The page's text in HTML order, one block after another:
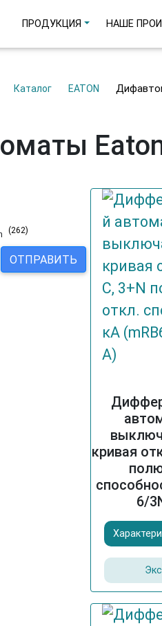
ПРОДУКЦИЯ НАШЕ
Каталог EATON
(262)
ОТПРАВИТЬ
кривая
6/